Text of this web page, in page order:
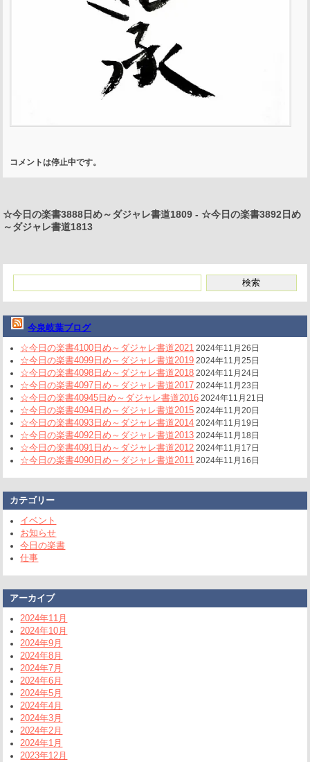
コメントは停止中です。
☆今日の楽書3888日め～ダジャレ書道1809 -☆今日の楽書3892日め
～ダジャレ書道1813
今泉岐葉ブログ
☆今日の楽書4100日め～ダジャレ書道2021 2024年11月26日
☆今日の楽書4099日め～ダジャレ書道2019 2024年11月25日
☆今日の楽書4098日め～ダジャレ書道2018 2024年11月24日
☆今日の楽書4097日め～ダジャレ書道2017 2024年11月23日
☆今日の楽書40945日め～ダジャレ書道2016 2024年11月21日
☆今日の楽書4094日め～ダジャレ書道2015 2024年11月20日
☆今日の楽書4093日め～ダジャレ書道2014 2024年11月19日
☆今日の楽書4092日め～ダジャレ書道2013 2024年11月18日
☆今日の楽書4091日め～ダジャレ書道2012 2024年11月17日
☆今日の楽書4090日め～ダジャレ書道2011 2024年11月16日
カテゴリー
イベント
お知らせ
今日の楽書
仕事
アーカイブ
2024年11月
2024年10月
2024年9月
2024年8月
2024年7月
2024年6月
2024年5月
2024年4月
2024年3月
2024年2月
2024年1月
2023年12月